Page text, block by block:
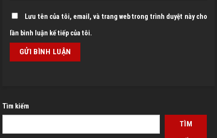
Lưu tên của tôi, email, và trang web trong trình duyệt này cho
lần bình luận kế tiếp của tôi.
Tìm kiếm
TÌM